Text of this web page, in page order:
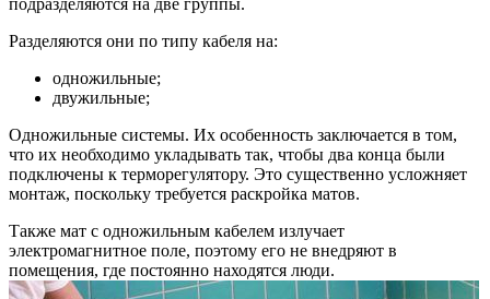
подразделяются на две группы.
Разделяются они по типу кабеля на:
одножильные;
двужильные;
Одножильные системы. Их особенность заключается в том,
что их необходимо укладывать так, чтобы два конца были
подключены к терморегулятору. Это существенно усложняет
монтаж, поскольку требуется раскройка матов.
Также мат с одножильным кабелем излучает
электромагнитное поле, поэтому его не внедряют в
помещения, где постоянно находятся люди.